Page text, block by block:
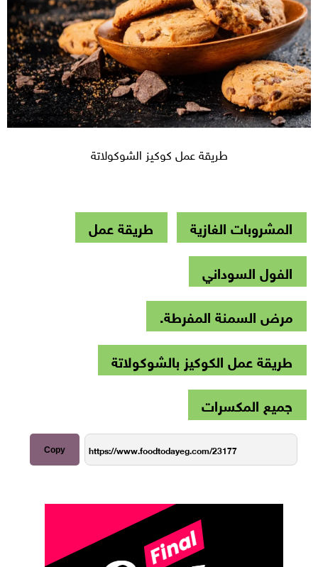
طريقة عمل كوكيز الشوكولاتة
المشروبات الغازية
طريقة عمل
الفول السوداني
مرض السمنة المفرطة.
طريقة عمل الكوكيز بالشوكولاتة
جميع المكسرات
Copy